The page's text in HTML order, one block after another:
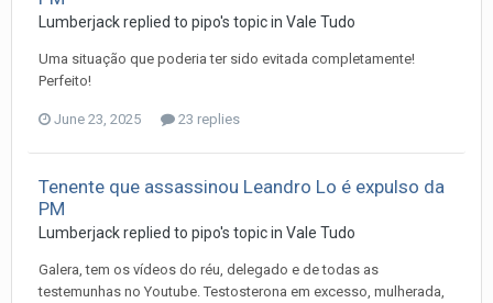
Lumberjackreplied to pipo's topic in Vale Tudo
Uma situação que poderia ter sido evitada completamente!
Perfeito!
June 23, 2025 23 replies
Tenente que assassinou Leandro Lo é expulso da
PM
Lumberjackreplied to pipo's topic in Vale Tudo
Galera, tem os vídeos do réu, delegado e de todas as
testemunhas no Youtube. Testosterona em excesso, mulherada,